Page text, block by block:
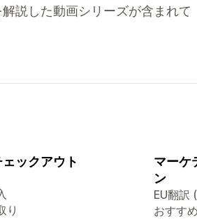
説した動画シリーズが含まれて
ックアウト
り
マーケ
ン
EU翻訳
おすす